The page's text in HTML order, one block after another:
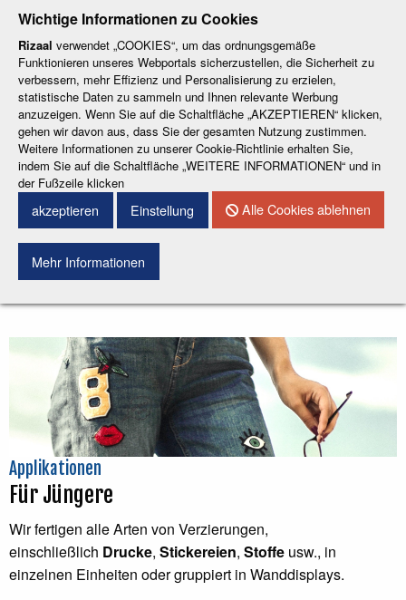
Wichtige Informationen zu Cookies
Rizaal verwendet „COOKIES“, um das ordnungsgemäße
Funktionieren unseres Webportals sicherzustellen, die Sicherheit zu
verbessern, mehr Effizienz und Personalisierung zu erzielen,
statistische Daten zu sammeln und Ihnen relevante Werbung
anzuzeigen. Wenn Sie auf die Schaltfläche „AKZEPTIEREN“ klicken,
gehen wir davon aus, dass Sie der gesamten Nutzung zustimmen.
Weitere Informationen zu unserer Cookie-Richtlinie erhalten Sie,
indem Sie auf die Schaltfläche „WEITERE INFORMATIONEN“ und in
der Fußzeile klicken
akzeptieren Einstellung Alle Cookies ablehnen
Mehr Informationen
- ESP-ENG-CAT-FRA
KONTAKT
Menu
Applikationen
Für Jüngere
Wir fertigen alle Arten von Verzierungen,
einschließlich Drucke, Stickereien, Stoffe usw., in
einzelnen Einheiten oder gruppiert in Wanddisplays.